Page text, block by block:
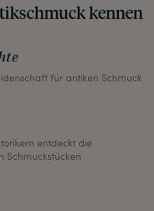
kommt, keine
Grund doch einmal
Sie bitte mit uns
umgehend eine
davon können
jeden Artikel
Ihnen den vollen
kennen
für antiken Schmuck
entdeckt die
Schmuckstücken